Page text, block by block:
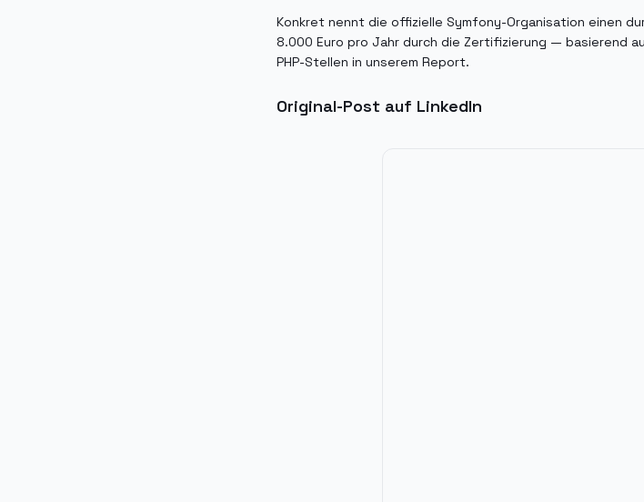
Konkret nennt die offizielle Symfony-Organisation einen
8.000 Euro pro Jahr durch die Zertifizierung — basierend
PHP-Stellen in unserem Report.
Original-Post auf LinkedIn